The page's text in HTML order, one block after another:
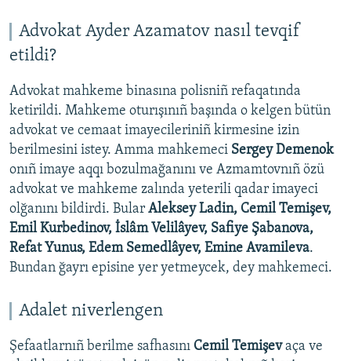
Advokat Ayder Azamatov nasıl tevqif
etildi?
Advokat mahkeme binasına polisniñ refaqatında
ketirildi. Mahkeme oturışınıñ başında o kelgen bütün
advokat ve cemaat imayecileriniñ kirmesine izin
berilmesini istey. Amma mahkemeci Sergey Demenok
onıñ imaye aqqı bozulmağanını ve Azmamtovnıñ özü
advokat ve mahkeme zalında yeterili qadar imayeci
olğanını bildirdi. Bular Aleksey Ladin, Cemil Temişev,
Emil Kurbedinov, İslâm Velilâyev, Safiye Şabanova,
Refat Yunus, Edem Semedlâyev, Emine Avamileva.
Bundan ğayrı episine yer yetmeycek, dey mahkemeci.
Adalet niverlengen
Şefaatlarnıñ berilme safhasını Cemil Temişevaça ve